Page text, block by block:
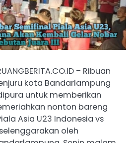
– Ribuan
kota Bandarlampung
untuk memberikan
nonton bareng
Asia U23 Indonesia vs
oleh